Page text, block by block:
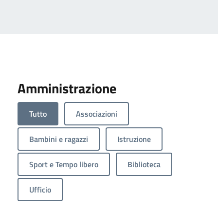
Amministrazione
Tutto Associazioni
Bambini e ragazzi Istruzione
Sport e Tempo libero Biblioteca
Ufficio